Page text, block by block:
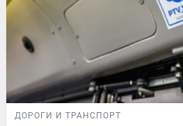
ДОРОГИ И ТРАНСПОРТ